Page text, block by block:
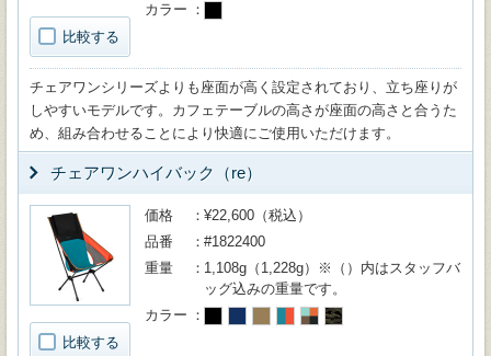
比較する
カラー
チェアワンシリーズよりも座面が高く設定されており、立ち座りが
しやすいモデルです。カフェテーブルの高さが座面の高さと合うた
め、組み合わせることにより快適にご使用いただけます。
チェアワンハイバック（re）
比較する
価格
¥22,600（税込）
品番
#1822400
重量
1,108g（1,228g）※（）内はスタッフバ
ッグ込みの重量です。
カラー